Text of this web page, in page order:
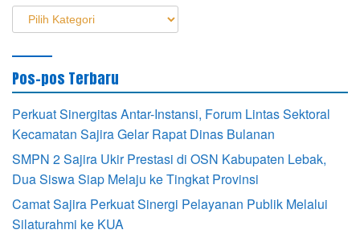
Kategori
Pos-pos Terbaru
Perkuat Sinergitas Antar-Instansi, Forum Lintas Sektoral
Kecamatan Sajira Gelar Rapat Dinas Bulanan
SMPN 2 Sajira Ukir Prestasi di OSN Kabupaten Lebak,
Dua Siswa Siap Melaju ke Tingkat Provinsi
Camat Sajira Perkuat Sinergi Pelayanan Publik Melalui
Silaturahmi ke KUA